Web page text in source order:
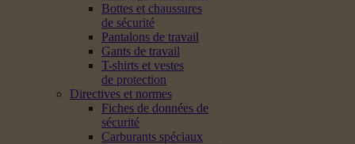
Bottes et chaussures
de sécurité
Pantalons de travail
Gants de travail
T-shirts et vestes
de protection
Directives et normes
Fiches de données de
sécurité
Carburants spéciaux